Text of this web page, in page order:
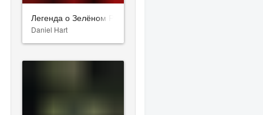
Легенда о Зелёном Рыцаре
Daniel Hart